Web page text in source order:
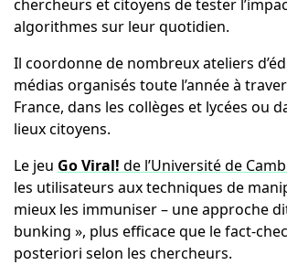
chercheurs et citoyens de tester
algorithmes sur leur quotidien.
Il coordonne de nombreux ateliers
médias organisés toute l’année à
France, dans les collèges et lycées ou
lieux citoyens.
Le jeu Go Viral! de l’Université de
les utilisateurs aux techniques de
mieux les immuniser – une approche
bunking », plus efficace que le fact-
posteriori selon les chercheurs.